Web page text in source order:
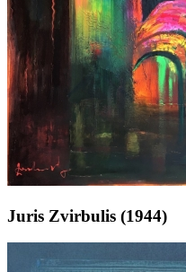
Juris Zvirbulis (1944)